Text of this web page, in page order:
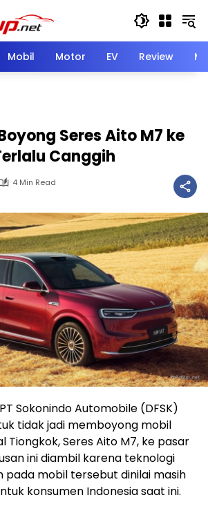
Mobil Motor EV Review
Seres Aito M7 ke
Canggih
4 Min Read
Sokonindo Automobile (DFSK)
tidak jadi memboyong mobil
Tiongkok, Seres Aito M7, ke pasar
ini diambil karena teknologi
pada mobil tersebut dinilai masih
konsumen Indonesia saat ini.